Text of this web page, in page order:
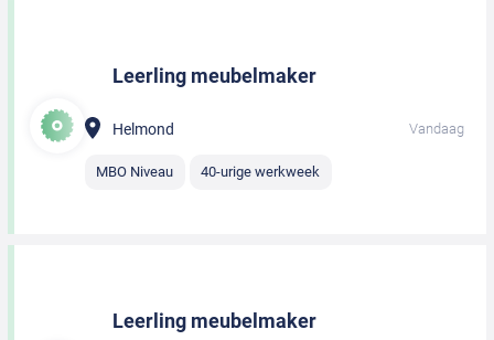
Leerling meubelmaker
Helmond Vandaag
MBO Niveau 40-urige werkweek
Leerling meubelmaker